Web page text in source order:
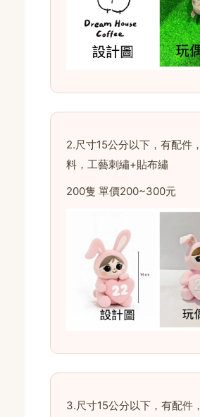
2.尺寸15公分以下，有配件
料，工藝刺繡+貼布繡
200隻 單價200~300元
3.尺寸15公分以下，有配件